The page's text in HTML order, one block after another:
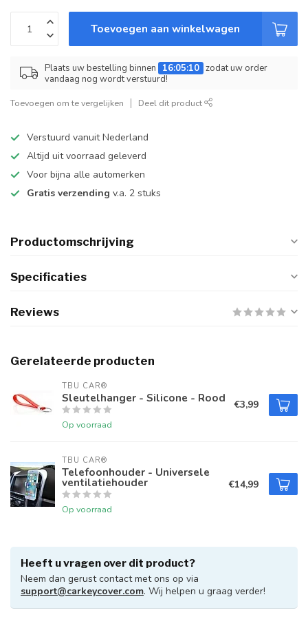
Toevoegen aan winkelwagen
Plaats uw bestelling binnen 16:05:10 zodat uw order
vandaag nog wordt verstuurd!
Toevoegen om te vergelijken Deel dit product
Verstuurd vanuit Nederland
Altijd uit voorraad geleverd
Voor bijna alle automerken
Gratis verzending v.a. 2 stuks
Productomschrijving
Specificaties
Reviews
Gerelateerde producten
TBU CAR®
Sleutelhanger - Silicone - Rood
Op voorraad
€3,99
TBU CAR®
Telefoonhouder - Universele
ventilatiehouder
Op voorraad
€14,99
Heeft u vragen over dit product?
Neem dan gerust contact met ons op via
support@carkeycover.com. Wij helpen u graag verder!